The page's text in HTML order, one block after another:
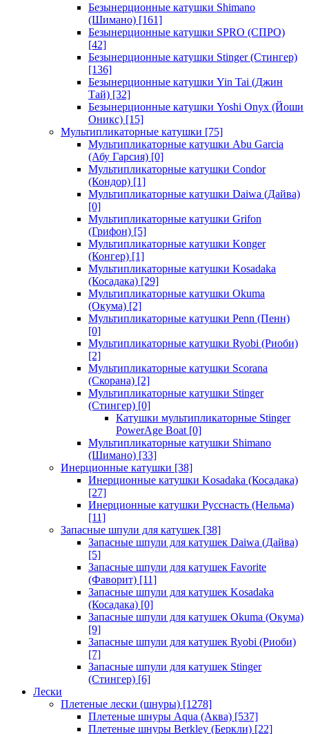
Безынерционные катушки Shimano
(Шимано) [161]
Безынерционные катушки SPRO (СПРО)
[42]
Безынерционные катушки Stinger (Стингер)
[136]
Безынерционные катушки Yin Tai (Джин
Тай) [32]
Безынерционные катушки Yoshi Onyx (Йоши
Оникс) [15]
Мультипликаторные катушки [75]
Мультипликаторные катушки Abu Garcia
(Абу Гарсия) [0]
Мультипликаторные катушки Condor
(Кондор) [1]
Мультипликаторные катушки Daiwa (Дайва)
[0]
Мультипликаторные катушки Grifon
(Грифон) [5]
Мультипликаторные катушки Konger
(Конгер) [1]
Мультипликаторные катушки Kosadaka
(Косадака) [29]
Мультипликаторные катушки Okuma
(Окума) [2]
Мультипликаторные катушки Penn (Пенн)
[0]
Мультипликаторные катушки Ryobi (Риоби)
[2]
Мультипликаторные катушки Scorana
(Скорана) [2]
Мультипликаторные катушки Stinger
(Стингер) [0]
Катушки мультипликаторные Stinger
PowerAge Boat [0]
Мультипликаторные катушки Shimano
(Шимано) [33]
Инерционные катушки [38]
Инерционные катушки Kosadaka (Косадака)
[27]
Инерционные катушки Русснасть (Нельма)
[11]
Запасные шпули для катушек [38]
Запасные шпули для катушек Daiwa (Дайва)
[5]
Запасные шпули для катушек Favorite
(Фаворит) [11]
Запасные шпули для катушек Kosadaka
(Косадака) [0]
Запасные шпули для катушек Okuma (Окума)
[9]
Запасные шпули для катушек Ryobi (Риоби)
[7]
Запасные шпули для катушек Stinger
(Стингер) [6]
Лески
Плетеные лески (шнуры) [1278]
Плетеные шнуры Aqua (Аква) [537]
Плетеные шнуры Berkley (Беркли) [22]